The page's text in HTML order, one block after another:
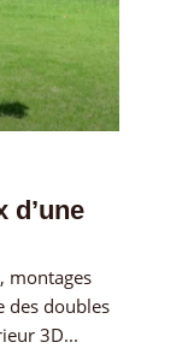
d’une
montages
des doubles
3D...